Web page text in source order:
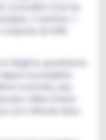
accessible à tous les
3 menthes, 7
de 50%
le Végétol, qui présente
au propylène
la nicotine, plus
car il véhicule mieux